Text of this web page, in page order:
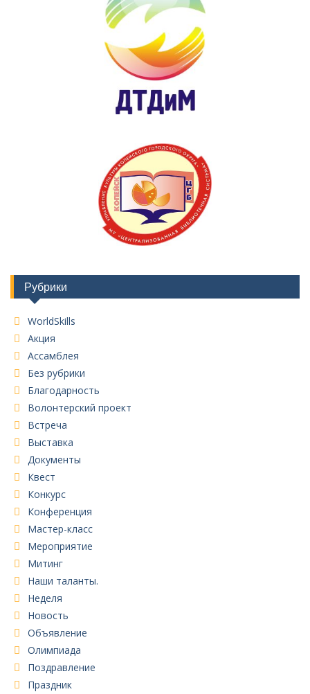
Рубрики
WorldSkills
Акция
Ассамблея
Без рубрики
Благодарность
Волонтерский проект
Встреча
Выставка
Документы
Квест
Конкурс
Конференция
Мастер-класс
Мероприятие
Митинг
Наши таланты.
Неделя
Новость
Объявление
Олимпиада
Поздравление
Праздник